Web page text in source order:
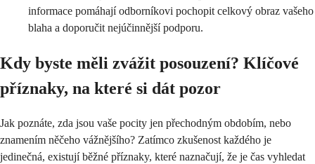
informace pomáhají odborníkovi pochopit celkový obraz vašeho
blaha a doporučit nejúčinnější podporu.
Kdy byste měli zvážit posouzení? Klíčové
příznaky, na které si dát pozor
Jak poznáte, zda jsou vaše pocity jen přechodným obdobím, nebo
znamením něčeho vážnějšího? Zatímco zkušenost každého je
jedinečná, existují běžné příznaky, které naznačují, že je čas vyhledat